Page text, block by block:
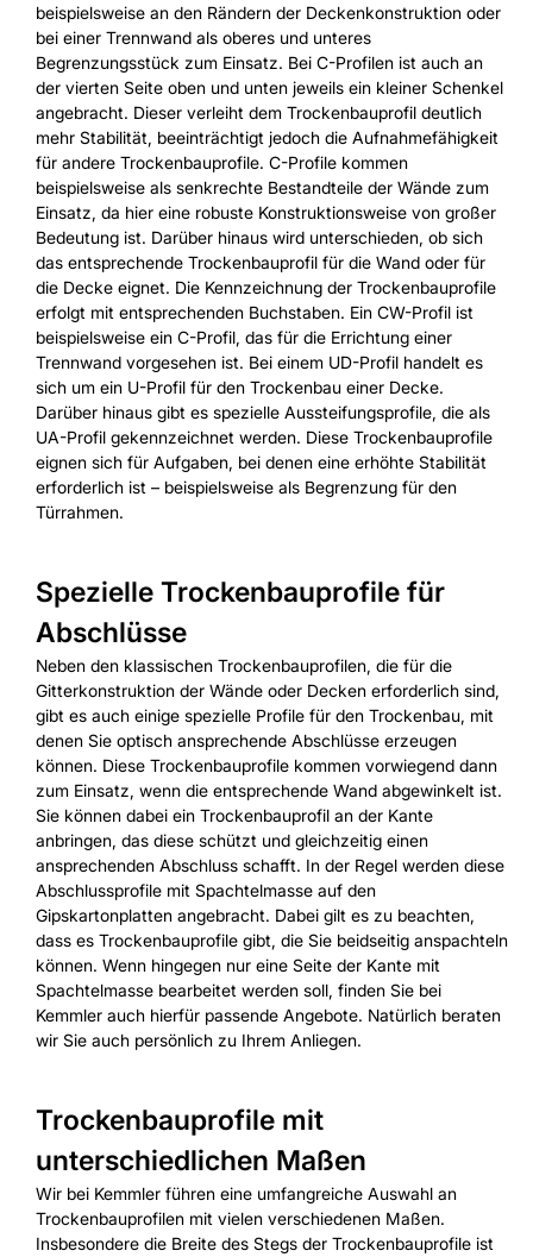
beispielsweise an den Rändern der Deckenkonstruktion oder
bei einer Trennwand als oberes und unteres
Begrenzungsstück zum Einsatz. Bei C-Profilen ist auch an
der vierten Seite oben und unten jeweils ein kleiner Schenkel
angebracht. Dieser verleiht dem Trockenbauprofil deutlich
mehr Stabilität, beeinträchtigt jedoch die Aufnahmefähigkeit
für andere Trockenbauprofile. C-Profile kommen
beispielsweise als senkrechte Bestandteile der Wände zum
Einsatz, da hier eine robuste Konstruktionsweise von großer
Bedeutung ist. Darüber hinaus wird unterschieden, ob sich
das entsprechende Trockenbauprofil für die Wand oder für
die Decke eignet. Die Kennzeichnung der Trockenbauprofile
erfolgt mit entsprechenden Buchstaben. Ein CW-Profil ist
beispielsweise ein C-Profil, das für die Errichtung einer
Trennwand vorgesehen ist. Bei einem UD-Profil handelt es
sich um ein U-Profil für den Trockenbau einer Decke.
Darüber hinaus gibt es spezielle Aussteifungsprofile, die als
UA-Profil gekennzeichnet werden. Diese Trockenbauprofile
eignen sich für Aufgaben, bei denen eine erhöhte Stabilität
erforderlich ist – beispielsweise als Begrenzung für den
Türrahmen.
Spezielle Trockenbauprofile für
Abschlüsse
Neben den klassischen Trockenbauprofilen, die für die
Gitterkonstruktion der Wände oder Decken erforderlich sind,
gibt es auch einige spezielle Profile für den Trockenbau, mit
denen Sie optisch ansprechende Abschlüsse erzeugen
können. Diese Trockenbauprofile kommen vorwiegend dann
zum Einsatz, wenn die entsprechende Wand abgewinkelt ist.
Sie können dabei ein Trockenbauprofil an der Kante
anbringen, das diese schützt und gleichzeitig einen
ansprechenden Abschluss schafft. In der Regel werden diese
Abschlussprofile mit Spachtelmasse auf den
Gipskartonplatten angebracht. Dabei gilt es zu beachten,
dass es Trockenbauprofile gibt, die Sie beidseitig anspachteln
können. Wenn hingegen nur eine Seite der Kante mit
Spachtelmasse bearbeitet werden soll, finden Sie bei
Kemmler auch hierfür passende Angebote. Natürlich beraten
wir Sie auch persönlich zu Ihrem Anliegen.
Trockenbauprofile mit
unterschiedlichen Maßen
Wir bei Kemmler führen eine umfangreiche Auswahl an
Trockenbauprofilen mit vielen verschiedenen Maßen.
Insbesondere die Breite des Stegs der Trockenbauprofile ist